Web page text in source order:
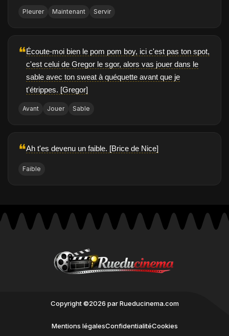
Pleurer Maintenant Servir
❝Écoute-moi bien le pom pom boy, ici c'est pas ton spot,
c'est celui de Gregor le sgor, alors vas jouer dans le
sable avec ton sweat à quéquette avant que je
t'étrippes. [Gregor]
Avant Jouer Sable
❝Ah t'es devenu un faible. [Brice de Nice]
Faible
Copyright ©2026 par Rueducinema.com
Mentions légalesConfidentialitéCookies